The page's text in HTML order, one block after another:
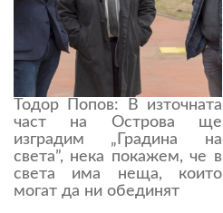
Тодор Попов: В източната
част на Острова ще
изградим „Градина на
света”, нека покажем, че в
света има неща, които
могат да ни обединят